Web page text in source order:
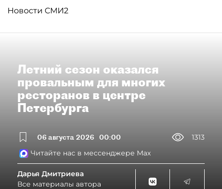
Новости СМИ2
Летний сезон оказался
провальным для многих
ресторанов в центре
Петербурга
06 августа 2026 00:00
1313
Читайте нас в мессенджере Max
Дарья Дмитриева
Все материалы автора